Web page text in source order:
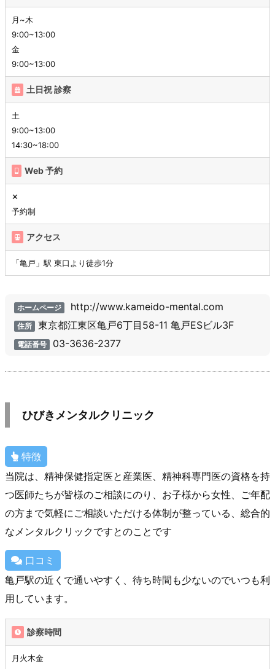
月~木
9:00~13:00
金
9:00~13:00
土日祝 診察
土
9:00~13:00
14:30~18:00
Web 予約
✕
予約制
アクセス
「亀戸」駅 東口より徒歩1分
ホームページ http://www.kameido-mental.com
住所 東京都江東区亀戸6丁目58-11 亀戸ESビル3F
電話番号 03-3636-2377
ひびきメンタルクリニック
特徴
当院は、精神保健指定医と産業医、精神科専門医の資格を持
つ医師たちが皆様のご相談にのり、お子様から女性、ご年配
の方まで気軽にご相談いただける体制が整っている、総合的
なメンタルクリックですとのことです
口コミ
亀戸駅の近くで通いやすく、待ち時間も少ないのでいつも利
用しています。
診察時間
月火木金